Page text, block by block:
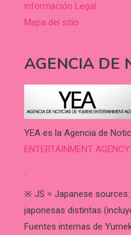
información Legal
Mapa del sitio
AGENCIA DE
YEA es la Agencia de
ENTERTAINMENT AGENCY.
.
※ JS = Japanese
japonesas distintas
Fuentes internas de